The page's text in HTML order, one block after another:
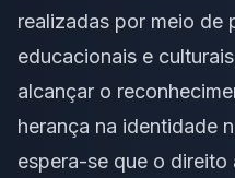
realizadas por meio de
educacionais e
alcançar o
herança na identidade
espera-se que o